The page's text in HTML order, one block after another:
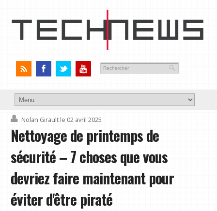
Nolan Girault le 02 avril 2025
Nettoyage de printemps de
sécurité – 7 choses que vous
devriez faire maintenant pour
éviter d'être piraté